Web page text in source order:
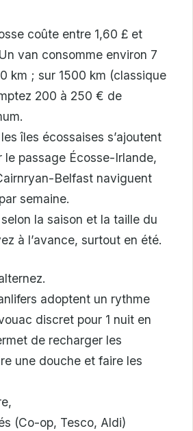
coûte entre 1,60 £ et
van consomme environ 7
km ; sur 1500 km (classique
200 à 250 € de
îles écossaises s’ajoutent
le passage Écosse-Irlande,
Belfast naviguent
semaine.
la saison et la taille du
à l’avance, surtout en été.
adoptent un rythme
discret pour 1 nuit en
de recharger les
une douche et faire les
(Co-op, Tesco, Aldi)